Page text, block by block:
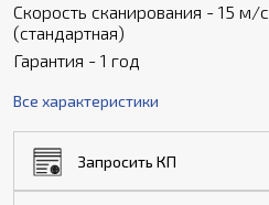
Скорость сканирования - 15
(стандартная)
Гарантия - 1 год
Все характеристики
Запросить КП